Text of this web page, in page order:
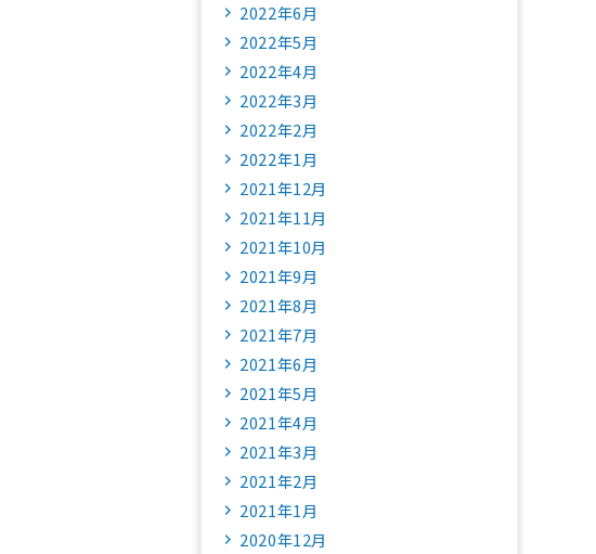
2022年6月
2022年5月
2022年4月
2022年3月
2022年2月
2022年1月
2021年12月
2021年11月
2021年10月
2021年9月
2021年8月
2021年7月
2021年6月
2021年5月
2021年4月
2021年3月
2021年2月
2021年1月
2020年12月